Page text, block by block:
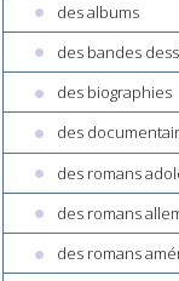
des albums
des bandes
des biographies
des
des romans
des romans
des romans